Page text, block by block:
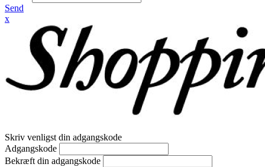
Send
x
Skriv venligst din adgangskode
Adgangskode
Bekræft din adgangskode